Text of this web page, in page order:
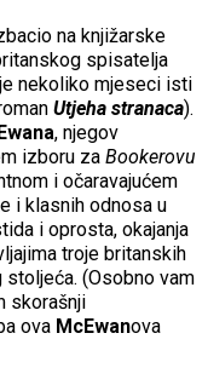
na knjižarske
spisatelja
nekoliko mjeseci isti
Utjeha stranaca).
, njegov
izboru za Bookerovu
i očaravajućem
i klasnih odnosa u
i oprosta, okajanja
troje britanskih
(Osobno vam
skorašnji
ova McEwanova